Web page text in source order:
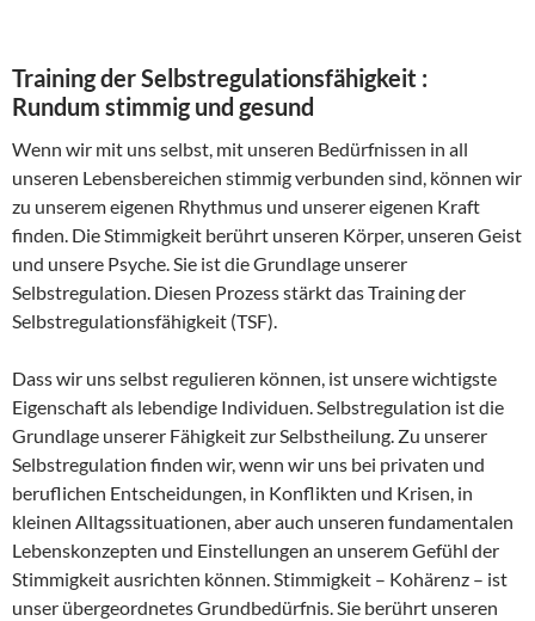
Training der Selbstregulationsfähigkeit :
Rundum stimmig und gesund
Wenn wir mit uns selbst, mit unseren Bedürfnissen in all
unseren Lebensbereichen stimmig verbunden sind, können wir
zu unserem eigenen Rhythmus und unserer eigenen Kraft
finden. Die Stimmigkeit berührt unseren Körper, unseren Geist
und unsere Psyche. Sie ist die Grundlage unserer
Selbstregulation. Diesen Prozess stärkt das Training der
Selbstregulationsfähigkeit (TSF).
Dass wir uns selbst regulieren können, ist unsere wichtigste
Eigenschaft als lebendige Individuen. Selbstregulation ist die
Grundlage unserer Fähigkeit zur Selbstheilung. Zu unserer
Selbstregulation finden wir, wenn wir uns bei privaten und
beruflichen Entscheidungen, in Konflikten und Krisen, in
kleinen Alltagssituationen, aber auch unseren fundamentalen
Lebenskonzepten und Einstellungen an unserem Gefühl der
Stimmigkeit ausrichten können. Stimmigkeit – Kohärenz – ist
unser übergeordnetes Grundbedürfnis. Sie berührt unseren